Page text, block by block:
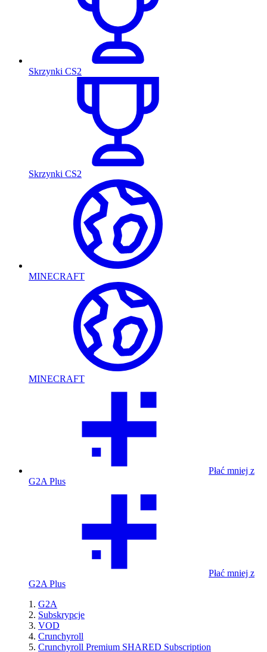
Skrzynki CS2
Skrzynki CS2
MINECRAFT
MINECRAFT
Płać mniej z
G2A Plus
Płać mniej z
G2A Plus
G2A
Subskrypcje
VOD
Crunchyroll
Crunchyroll Premium SHARED Subscription